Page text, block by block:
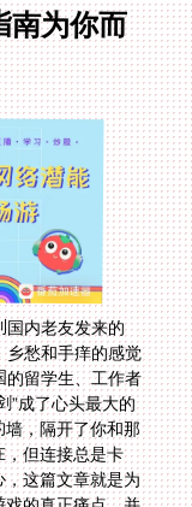
国内老友发来的
愁和手痒的感觉
留学生、工作者
成了心头最大的
，隔开了你和那
，但连接总是卡
这篇文章就是为
的真正痛点，并
游戏加速器。从
三国3》，你会